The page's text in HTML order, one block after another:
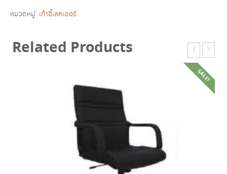
KAVA
หมวดหมู่: เก้าอี้เลคเชอร์
Related Products
SALE!